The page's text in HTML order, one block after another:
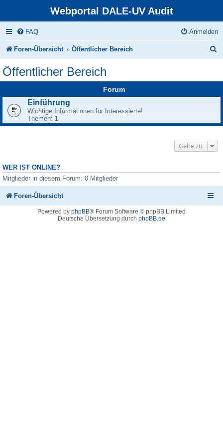
Webportal DALE-UV Audit
FAQ Anmelden
Foren-Übersicht Öffentlicher Bereich
Öffentlicher Bereich
Forum
Einführung
Wichtige Informationen für Interessierte!
Themen: 1
Gehe zu
WER IST ONLINE?
Mitglieder in diesem Forum: 0 Mitglieder
Foren-Übersicht
Powered by phpBB® Forum Software © phpBB Limited
Deutsche Übersetzung durch phpBB.de